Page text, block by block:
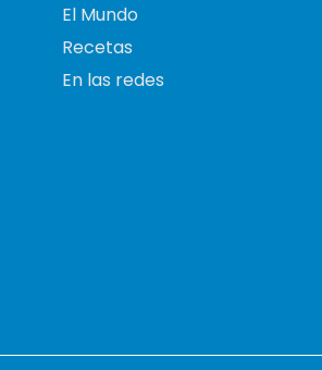
El Mundo
Recetas
En las redes